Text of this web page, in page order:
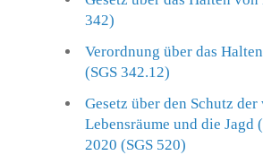
342)
Verordnung über das
(SGS 342.12)
Gesetz über den Schutz
Lebensräume und die
2020 (SGS 520)